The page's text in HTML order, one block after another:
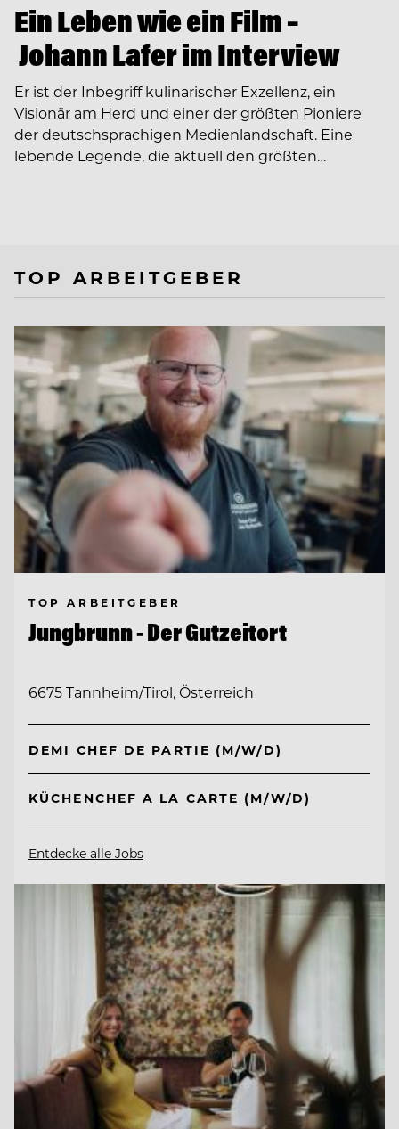
Ein Leben wie ein Film –
Johann Lafer im Interview
Er ist der Inbegriff kulinarischer Exzellenz, ein
Visionär am Herd und einer der größten Pioniere
der deutschsprachigen Medienlandschaft. Eine
lebende Legende, die aktuell den größten…
TOP ARBEITGEBER
TOP ARBEITGEBER
Jungbrunn - Der Gutzeitort
6675 Tannheim/Tirol, Österreich
DEMI CHEF DE PARTIE (M/W/D)
KÜCHENCHEF A LA CARTE (M/W/D)
Entdecke alle Jobs